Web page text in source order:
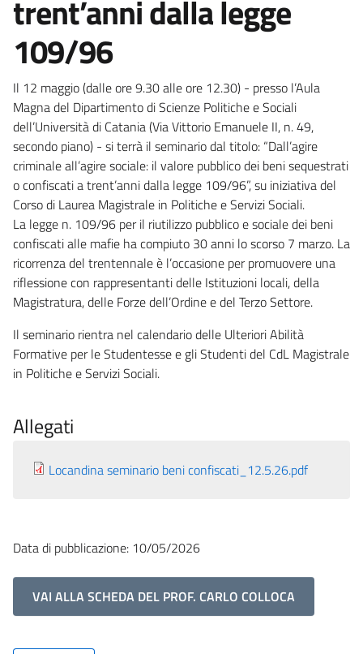
trent’anni dalla legge
109/96
Il 12 maggio (dalle ore 9.30 alle ore 12.30) - presso l’Aula
Magna del Dipartimento di Scienze Politiche e Sociali
dell’Università di Catania (Via Vittorio Emanuele II, n. 49,
secondo piano) - si terrà il seminario dal titolo: “Dall’agire
criminale all’agire sociale: il valore pubblico dei beni sequestrati
o confiscati a trent’anni dalla legge 109/96”, su iniziativa del
Corso di Laurea Magistrale in Politiche e Servizi Sociali.
La legge n. 109/96 per il riutilizzo pubblico e sociale dei beni
confiscati alle mafie ha compiuto 30 anni lo scorso 7 marzo. La
ricorrenza del trentennale è l’occasione per promuovere una
riflessione con rappresentanti delle Istituzioni locali, della
Magistratura, delle Forze dell’Ordine e del Terzo Settore.
Il seminario rientra nel calendario delle Ulteriori Abilità
Formative per le Studentesse e gli Studenti del CdL Magistrale
in Politiche e Servizi Sociali.
Allegati
Locandina seminario beni confiscati_12.5.26.pdf
Data di pubblicazione: 10/05/2026
VAI ALLA SCHEDA DEL PROF. CARLO COLLOCA